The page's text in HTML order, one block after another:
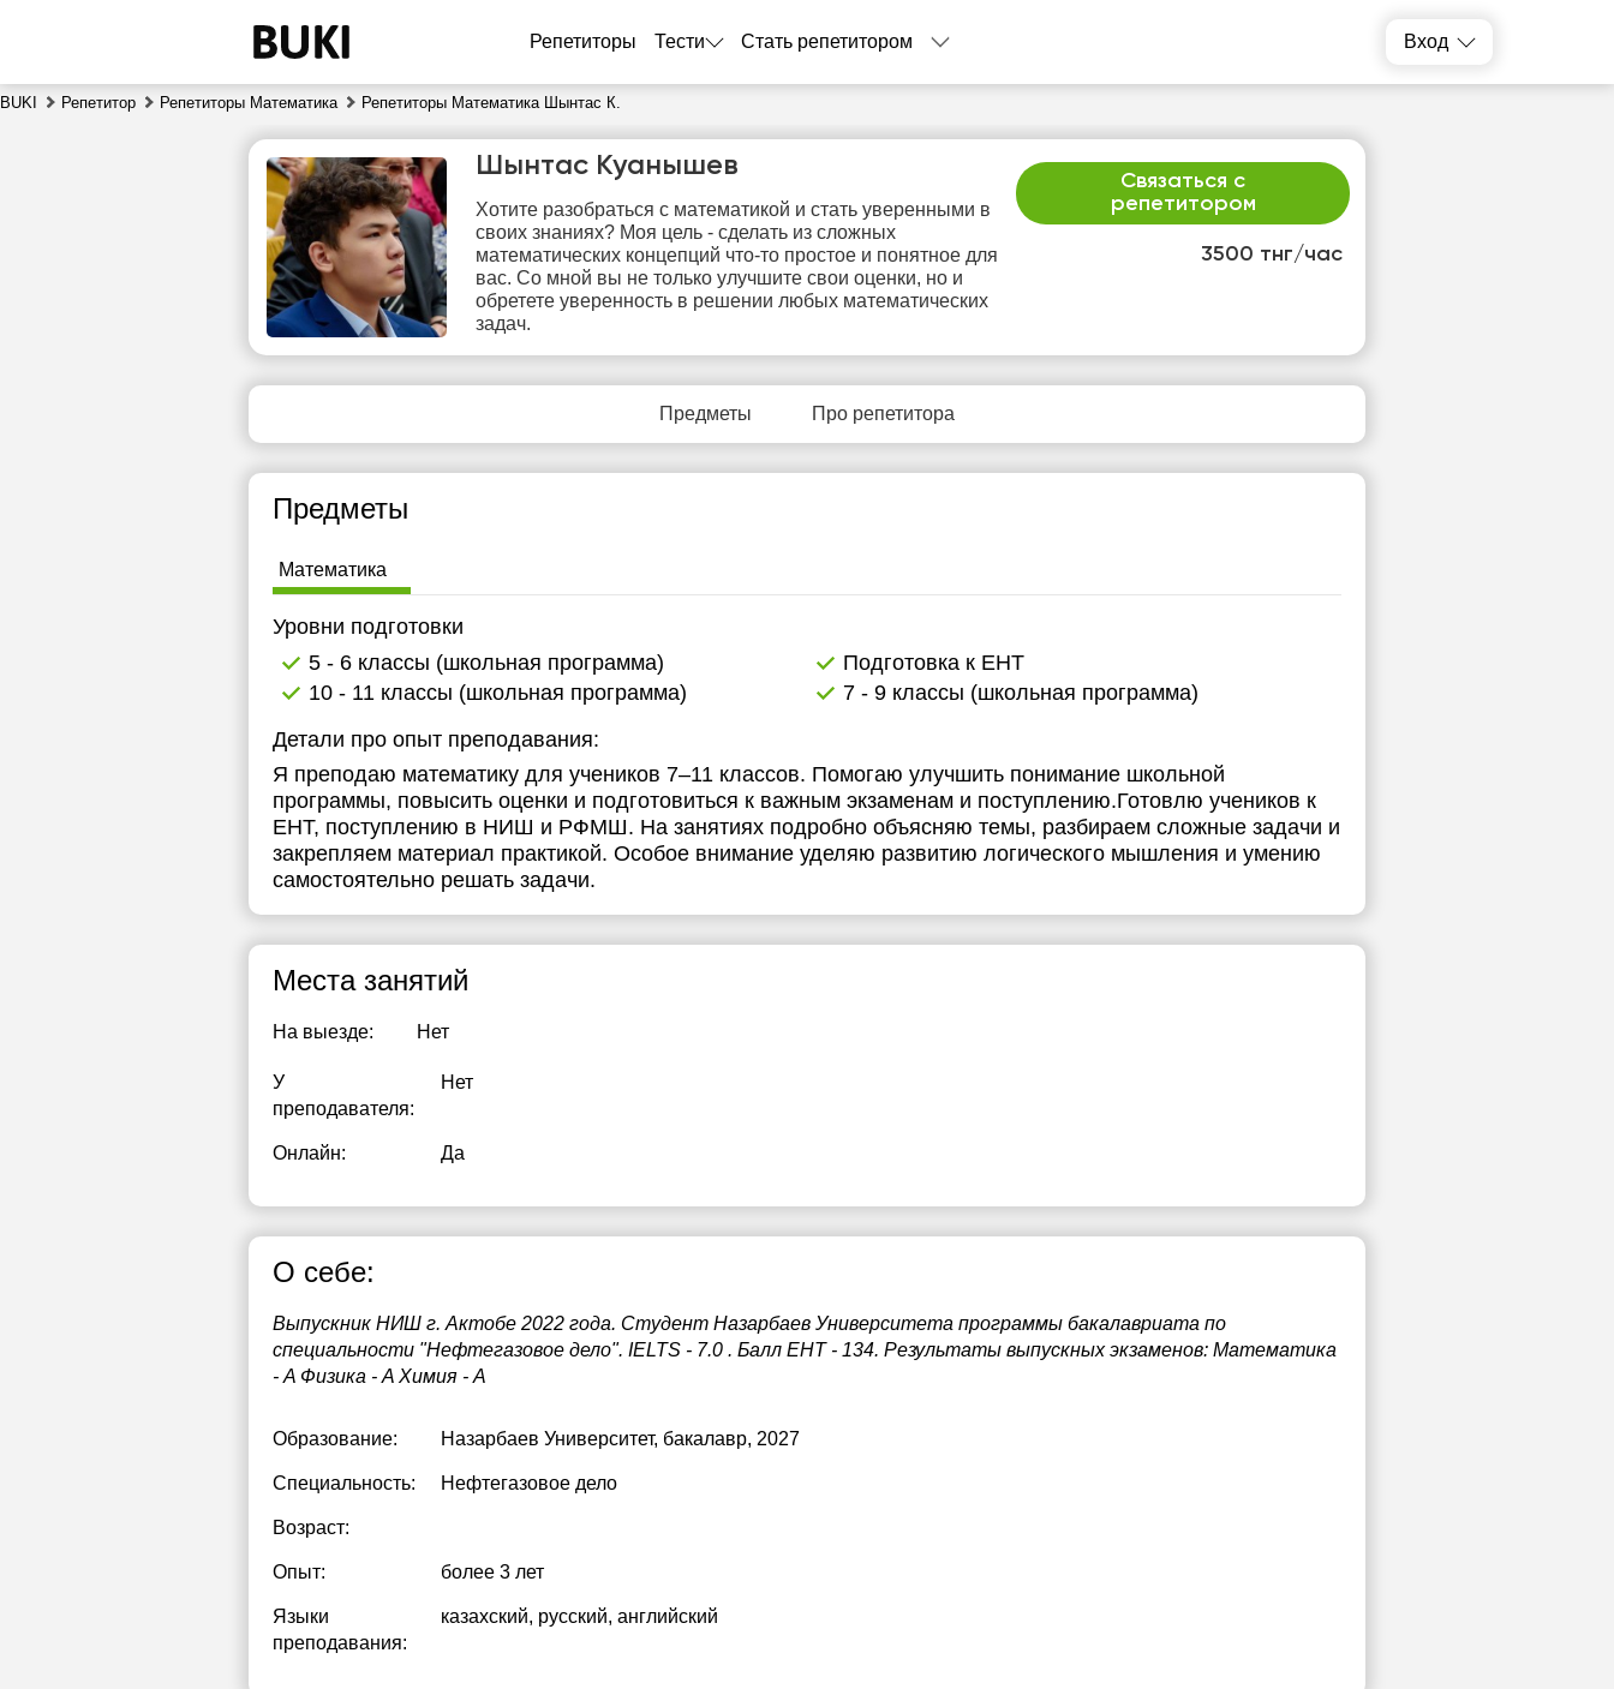
Репетиторы Тести Стать репетитором Вход
BUKI Репетитор Репетиторы Математика Репетиторы Математика Шынтас К.
3500 тнг/час
Связаться с
репетитором
Шынтас Куанышев
Хотите разобраться с математикой и стать уверенными в
своих знаниях? Моя цель - сделать из сложных
математических концепций что-то простое и понятное для
вас. Со мной вы не только улучшите свои оценки, но и
обретете уверенность в решении любых математических
задач.
Предметы Про репетитора
Предметы
Математика
Уровни подготовки
5 - 6 классы (школьная программа)
Подготовка к ЕНТ
10 - 11 классы (школьная программа)
7 - 9 классы (школьная программа)
Детали про опыт преподавания:
Я преподаю математику для учеников 7–11 классов. Помогаю улучшить понимание школьной
программы, повысить оценки и подготовиться к важным экзаменам и поступлению.Готовлю учеников к
ЕНТ, поступлению в НИШ и РФМШ. На занятиях подробно объясняю темы, разбираем сложные задачи и
закрепляем материал практикой. Особое внимание уделяю развитию логического мышления и умению
самостоятельно решать задачи.
Места занятий
На выезде: Нет
У
преподавателя:
Нет
Онлайн: Да
О себе:
Выпускник НИШ г. Актобе 2022 года. Студент Назарбаев Университета программы бакалавриата по
специальности "Нефтегазовое дело". IELTS - 7.0 . Балл ЕНТ - 134. Результаты выпускных экзаменов: Математика
- A Физика - A Химия - A
Образование: Назарбаев Университет, бакалавр, 2027
Специальность: Нефтегазовое дело
Возраст:
Опыт: более 3 лет
Языки
преподавания:
казахский, русский, английский
чт
6
7
8
9
10
11
12
свободных
10:30
12:30
13:00
13:30
14:00
14:30
15:00
18:30
20:00
21:00
16:00
16:30
18:30
19:00
20:00
20:30
Нет
свободных
Нет
свободных
свободных
свободных